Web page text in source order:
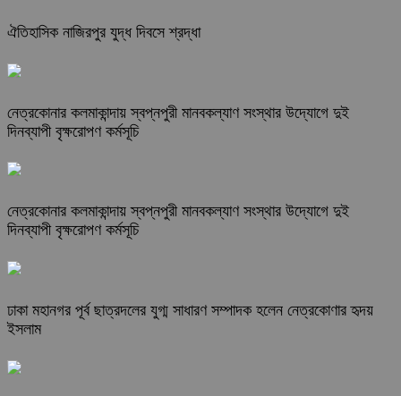
ঐতিহাসিক নাজিরপুর যুদ্ধ দিবসে শ্রদ্ধা
নেত্রকোনার কলমাকান্দায় স্বপ্নপুরী মানবকল্যাণ সংস্থার উদ্যোগে দুই
দিনব্যাপী বৃক্ষরোপণ কর্মসূচি
নেত্রকোনার কলমাকান্দায় স্বপ্নপুরী মানবকল্যাণ সংস্থার উদ্যোগে দুই
দিনব্যাপী বৃক্ষরোপণ কর্মসূচি
ঢাকা মহানগর পূর্ব ছাত্রদলের যুগ্ম সাধারণ সম্পাদক হলেন নেত্রকোণার হৃদয়
ইসলাম